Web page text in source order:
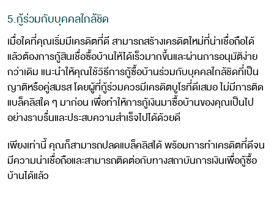
5.กู้ร่วมกับบุคคลใกล้ชิด
เมื่อใดที่คุณเริ่มมีเครดิตที่ดี สามารถสร้างเครดิตใหม่ที่น่าเชื่อถือได้
แล้วต้องการกู้สินเชื่อซื้อบ้านให้ได้เร็วมากขึ้นและผ่านการอนุมัติง่าย
กว่าเดิม แนะนำให้คุณใช้วิธีการกู้ซื้อบ้านร่วมกับบุคคลใกล้ชิดที่เป็น
ญาติหรือคู่สมรส โดยผู้ที่กู้ร่วมควรมีเครดิตบูโรที่ดีเสมอ ไม่มีการติด
แบล็คลิสใด ๆ มาก่อน เพื่อทำให้การกู้เงินมาซื้อบ้านของคุณเป็นไป
อย่างราบรื่นและประสบความสำเร็จไปได้ด้วยดี
เพียงเท่านี้ คุณก็สามารถปลดแบล็คลิสได้ พร้อมการทำเครดิตที่ดีจน
มีความน่าเชื่อถือและสามารถติดต่อกับทางสถาบันการเงินเพื่อกู้ซื้อ
บ้านได้แล้ว